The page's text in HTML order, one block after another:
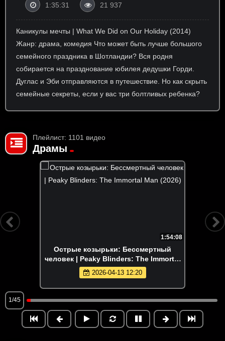
1:35:31 21 937
Каникулы мечты | What We Did on Our Holiday (2014)
Жанр: драма, комедия Что может быть лучше большого
семейного праздника в Шотландии? Вся родня
собирается на празднование юбилея дедушки Горди.
Дуглас и Эби отправляются в путешествие. Но как скрыть
семейные секреты, если у вас три болтливых ребенка?
Плейлист: 1101 видео
Драмы
1:54:08
Острые козырьки: Бессмертный
человек | Peaky Blinders: The Immortal
Man (2026)
2026-04-13 12:20
1/45